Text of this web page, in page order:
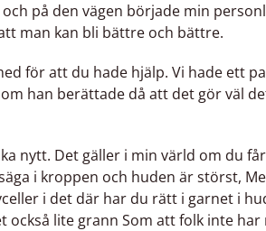
på den vägen började min
man kan bli bättre och bättre.
för att du hade hjälp. Vi hade ett
han berättade då att det gör väl
nytt. Det gäller i min värld om du
i kroppen och huden är störst,
i det där har du rätt i garnet i
också lite grann Som att folk inte